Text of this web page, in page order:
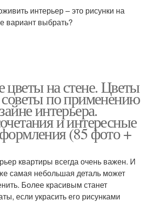
интерьер – это рисунки на
вариант выбрать?
цветы на стене. Цветы
по применению
интерьера.
и интересные
(85 фото +
квартиры всегда очень важен. И
самая небольшая деталь может
Более красивым станет
если украсить его рисунками